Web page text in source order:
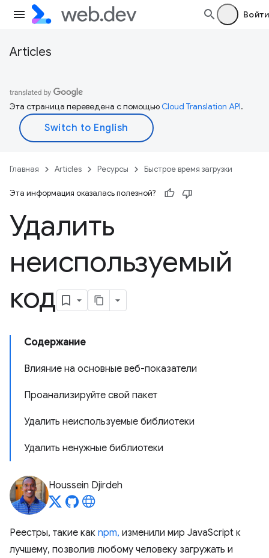
Войти
Articles
Эта страница переведена с помощьюCloud Translation API.
Главная Articles Ресурсы Быстрое время загрузки
Эта информация оказалась полезной?
Удалить
неиспользуемый
код
Содержание
Влияние на основные веб-показатели
Проанализируйте свой пакет
Удалить неиспользуемые библиотеки
Удалить ненужные библиотеки
Houssein Djirdeh
Реестры, такие как npm, изменили мир JavaScript к
лучшему, позволив любому человеку загружать и